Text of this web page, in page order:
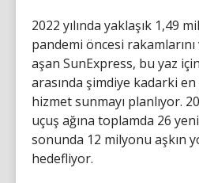
2022 yılında yaklaşık 1,49
pandemi öncesi
aşan SunExpress, bu yaz
arasında şimdiye kadarki en
hizmet sunmayı planlıyor.
uçuş ağına toplamda 26
sonunda 12 milyonu aşkın
hedefliyor.